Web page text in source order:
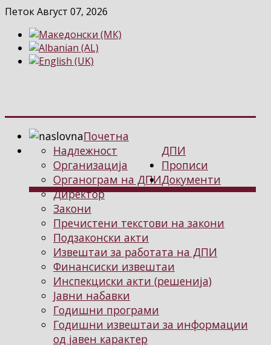
Петок Август 07, 2026
Почетна
ДПИ
Надлежност
Организација
Органограм на ДПИ
Директор
Прописи
Закони
Пречистени текстови на закони
Подзаконски акти
Документи
Извештаи за работата на ДПИ
Финансиски извештаи
Инспекциски акти (решенија)
Јавни набавки
Годишни програми
Годишни извештаи за информации
од јавен карактер